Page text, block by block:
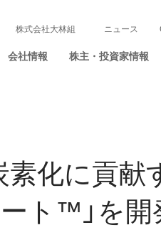
会社情報 株主・投資家情報
株式会社大林組 ニュース
化に貢献
ト™」を開